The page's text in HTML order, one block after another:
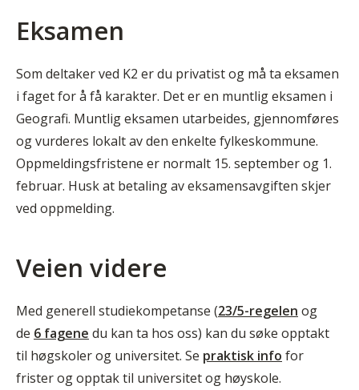
Eksamen
Som deltaker ved K2 er du privatist og må ta eksamen
i faget for å få karakter. Det er en muntlig eksamen i
Geografi. Muntlig eksamen utarbeides, gjennomføres
og vurderes lokalt av den enkelte fylkeskommune.
Oppmeldingsfristene er normalt 15. september og 1.
februar. Husk at betaling av eksamensavgiften skjer
ved oppmelding.
Veien videre
Med generell studiekompetanse (23/5-regelen og
de 6 fagene du kan ta hos oss) kan du søke opptakt
til høgskoler og universitet. Se praktisk info for
frister og opptak til universitet og høyskole.